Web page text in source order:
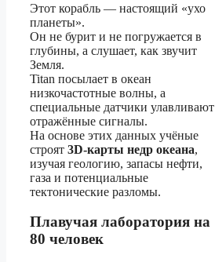
Этот корабль — настоящий «ухо
планеты».
Он не бурит и не погружается в
глубины, а слушает, как звучит
Земля.
Titan посылает в океан
низкочастотные волны, а
специальные датчики улавливают
отражённые сигналы.
На основе этих данных учёные
строят 3D-карты недр океана,
изучая геологию, запасы нефти,
газа и потенциальные
тектонические разломы.
Плавучая лаборатория на
80 человек